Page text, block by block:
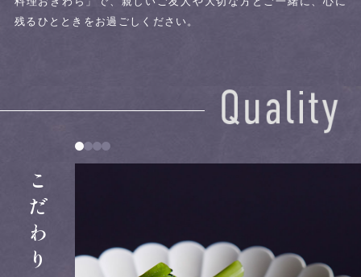
残るひとときをお過ごしください。
こだわり